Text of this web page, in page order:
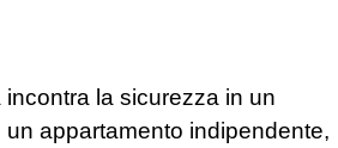
la sicurezza in un
appartamento indipendente,